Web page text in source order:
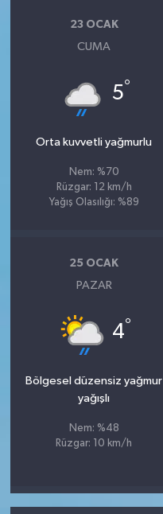
23 OCAK
CUMA
5°
Orta kuvvetli yağmurlu
Nem: %70
Rüzgar: 12 km/h
Yağış Olasılığı: %89
25 OCAK
PAZAR
4°
Bölgesel düzensiz yağmur
yağışlı
Nem: %48
Rüzgar: 10 km/h